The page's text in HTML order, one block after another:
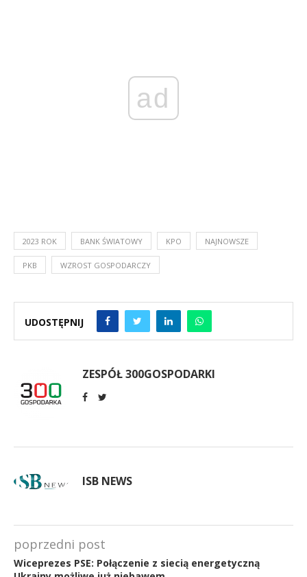
ad
2023 ROK BANK ŚWIATOWY KPO NAJNOWSZE
PKB WZROST GOSPODARCZY
UDOSTĘPNIJ
ZESPÓŁ 300GOSPODARKI
ISB NEWS
poprzedni post
Wiceprezes PSE: Połączenie z siecią energetyczną